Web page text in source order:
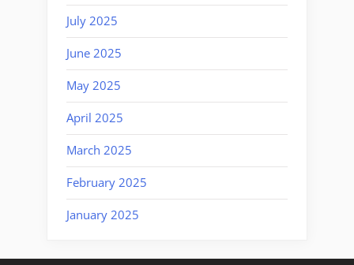
July 2025
June 2025
May 2025
April 2025
March 2025
February 2025
January 2025